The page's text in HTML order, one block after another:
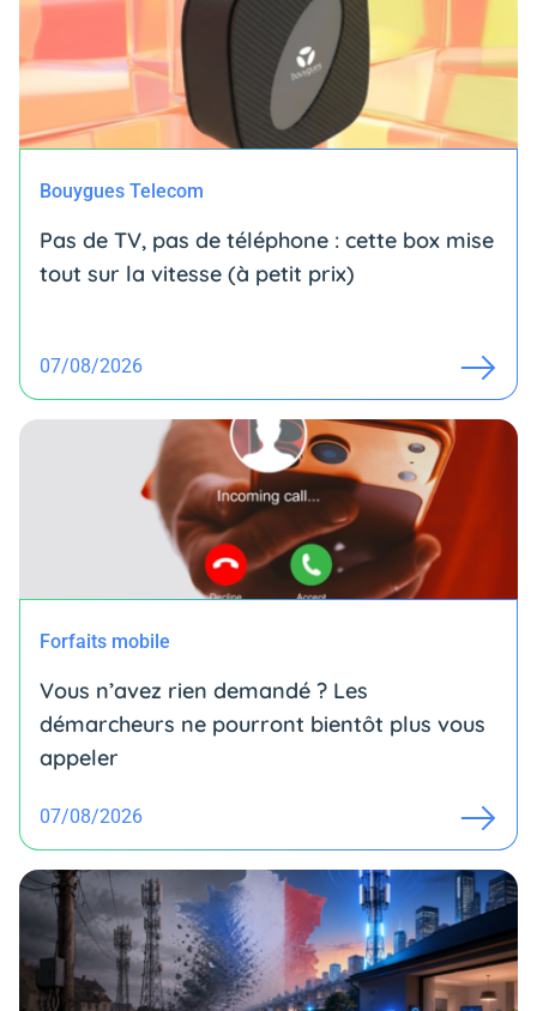
Bouygues Telecom
Pas de TV, pas de téléphone : cette box mise
tout sur la vitesse (à petit prix)
07/08/2026
Forfaits mobile
Vous n’avez rien demandé ? Les
démarcheurs ne pourront bientôt plus vous
appeler
07/08/2026